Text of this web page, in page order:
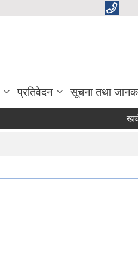
प्रतिवेदन सूचना तथा
खर्च